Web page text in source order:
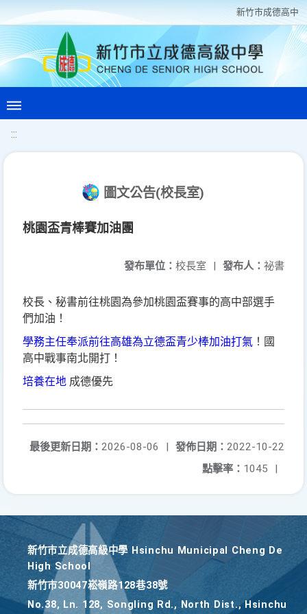
新竹巿成德高中
:::
圖文公告(校長室)
桃園盃青棒賽加油團
發布人： 祕書
發布單位： 校長室 |
校長、秘書前往桃園為參加桃園盃賽事的高中部選手
們加油！
學務主任奉派前往高雄為立德盃青少棒加油打氣 ！國
高中戰事南北開打！
培養在地 成德優先
發佈日期： 2022-10-22
最後更新日期： 2026-08-06
|
點擊率： 1045 |
新竹巿立成德高級中學 Hsinchu Municipal Cheng De
High School
新竹巿30047崧嶺路128巷38號
No.38, Ln. 128, Songling Rd., North Dist., Hsinchu